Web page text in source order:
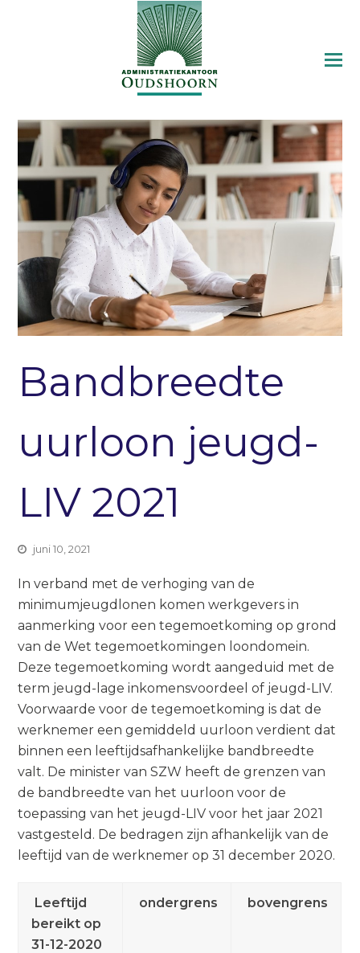
Bandbreedte
uurloon jeugd-
LIV 2021
juni 10, 2021
In verband met de verhoging van de
minimumjeugdlonen komen werkgevers in
aanmerking voor een tegemoetkoming op grond
van de Wet tegemoetkomingen loondomein.
Deze tegemoetkoming wordt aangeduid met de
term jeugd-lage inkomensvoordeel of jeugd-LIV.
Voorwaarde voor de tegemoetkoming is dat de
werknemer een gemiddeld uurloon verdient dat
binnen een leeftijdsafhankelijke bandbreedte
valt. De minister van SZW heeft de grenzen van
de bandbreedte van het uurloon voor de
toepassing van het jeugd-LIV voor het jaar 2021
vastgesteld. De bedragen zijn afhankelijk van de
leeftijd van de werknemer op 31 december 2020.
Leeftijd
bereikt op
31-12-2020
ondergrens bovengrens